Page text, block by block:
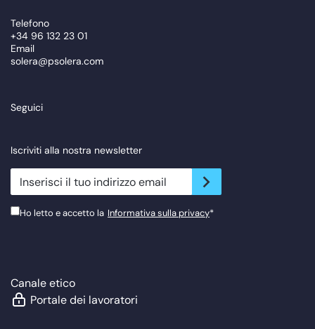
Telefono
+34 96 132 23 01
Email
solera@psolera.com
Seguici
Iscriviti alla nostra newsletter
newsletter.suscribe
Ho letto e accetto la Informativa sulla privacy*
Canale etico
Portale dei lavoratori